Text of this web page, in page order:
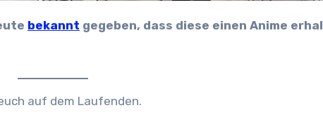
bekannt gegeben, dass diese einen Anime
auf dem Laufenden.